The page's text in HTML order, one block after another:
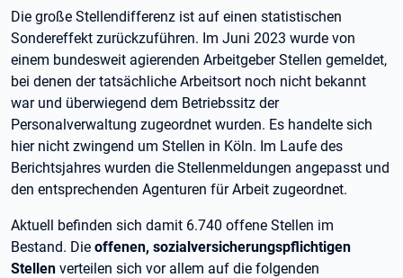
Die große Stellendifferenz ist auf einen statistischen
Sondereffekt zurückzuführen. Im Juni 2023 wurde von
einem bundesweit agierenden Arbeitgeber Stellen gemeldet,
bei denen der tatsächliche Arbeitsort noch nicht bekannt
war und überwiegend dem Betriebssitz der
Personalverwaltung zugeordnet wurden. Es handelte sich
hier nicht zwingend um Stellen in Köln. Im Laufe des
Berichtsjahres wurden die Stellenmeldungen angepasst und
den entsprechenden Agenturen für Arbeit zugeordnet.
Aktuell befinden sich damit 6.740 offene Stellen im
Bestand. Die offenen, sozialversicherungspflichtigen
Stellen verteilen sich vor allem auf die folgenden